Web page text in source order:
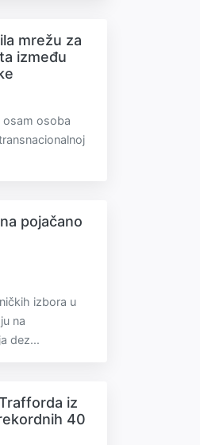
mrežu za
između
osam osoba
pojačano
izbora u
na
dez...
iz
40